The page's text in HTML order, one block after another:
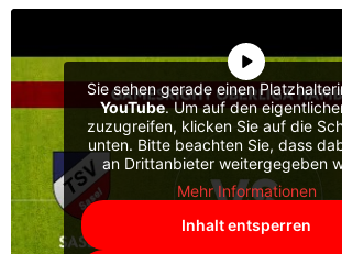
Sie sehen gerade einen
YouTube. Um auf den
zuzugreifen, klicken Sie auf die
unten. Bitte beachten Sie, dass
an Drittanbieter weitergegeben
Mehr Informationen
Inhalt entsperren